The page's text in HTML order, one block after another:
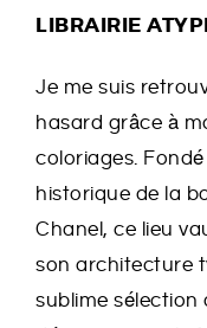
LIBRAIRIE
Je me suis
hasard grâce à
coloriages.
historique de la
Chanel, ce lieu
son architecture
sublime sélection